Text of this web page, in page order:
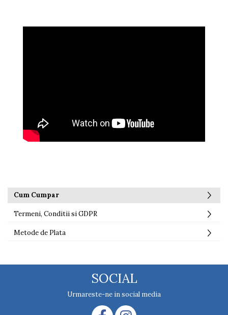
Cum Cumpar
Termeni, Conditii si GDPR
Metode de Plata
SOCIAL
Urmareste-ne in social media